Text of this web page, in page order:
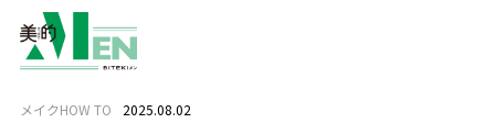
メイクHOW TO 2025.08.02